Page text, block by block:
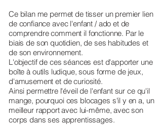
Ce bilan me permet de tisser un premier lien
de confiance avec l'enfant / ado et de
comprendre comment il fonctionne. Par le
biais de son quotidien, de ses habitudes et
de son environnement.
L'objectif de ces séances est d'apporter une
boîte à outils ludique, sous forme de jeux,
d'amusement et de curiosité.
Ainsi permettre l'éveil de l'enfant sur ce qu'il
mange, pourquoi ces blocages s'il y en a, un
meilleur rapport avec lui-même, avec son
corps dans ses apprentissages.